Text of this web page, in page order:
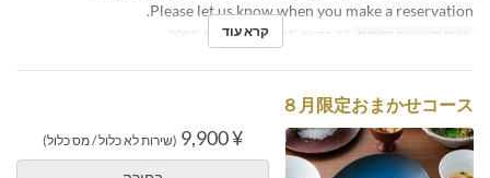
Please let us know when you make a reservation.
טווח תאריכים תקפים קרא עוד
８月限定おまかせコース
¥ 9,900 (שירות לא כלול / מס כלול)